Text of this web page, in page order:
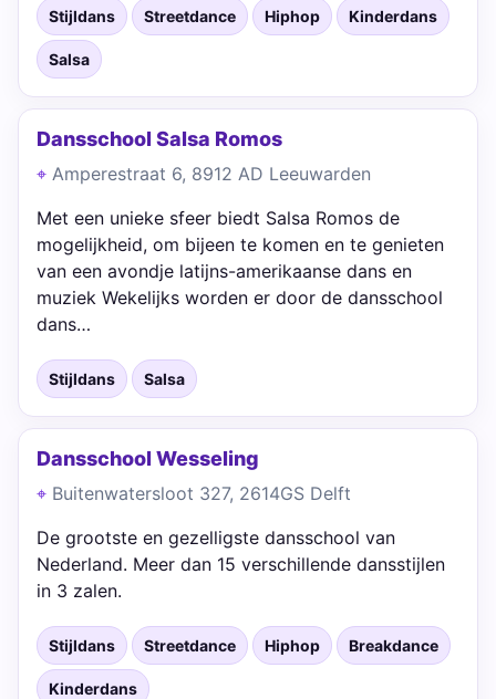
Stijldans Streetdance Hiphop Kinderdans
Salsa
Dansschool Salsa Romos
Amperestraat 6, 8912 AD Leeuwarden
Met een unieke sfeer biedt Salsa Romos de
mogelijkheid, om bijeen te komen en te genieten
van een avondje latijns-amerikaanse dans en
muziek Wekelijks worden er door de dansschool
dans…
Stijldans Salsa
Dansschool Wesseling
Buitenwatersloot 327, 2614GS Delft
De grootste en gezelligste dansschool van
Nederland. Meer dan 15 verschillende dansstijlen
in 3 zalen.
Stijldans Streetdance Hiphop Breakdance
Kinderdans